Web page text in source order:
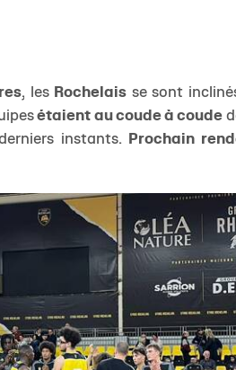
, les Rochelais se sont
étaient au coude à coude
instants.
Prochain